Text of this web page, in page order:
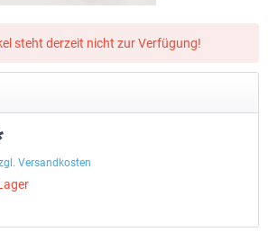
steht derzeit nicht zur Verfügung!
Versandkosten